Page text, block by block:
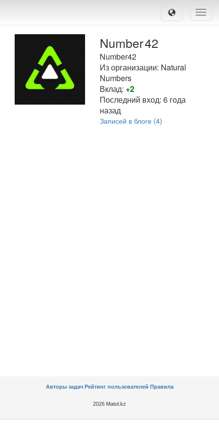
Toggle
Number42
Number42
Из организации: Natural
Numbers
Вклад: +2
Последний вход:6 года
назад
Записей в блоге (4)
Авторы задач Рейтинг пользователей Правила
2026 Matol.kz